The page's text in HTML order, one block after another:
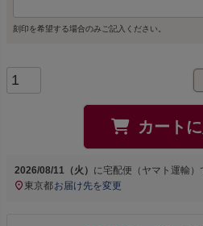
刻印を希望する場合のみご記入ください。
カート
2026/08/11（火） に宅配便（ヤマト運輸）
東京都お届け先を変更